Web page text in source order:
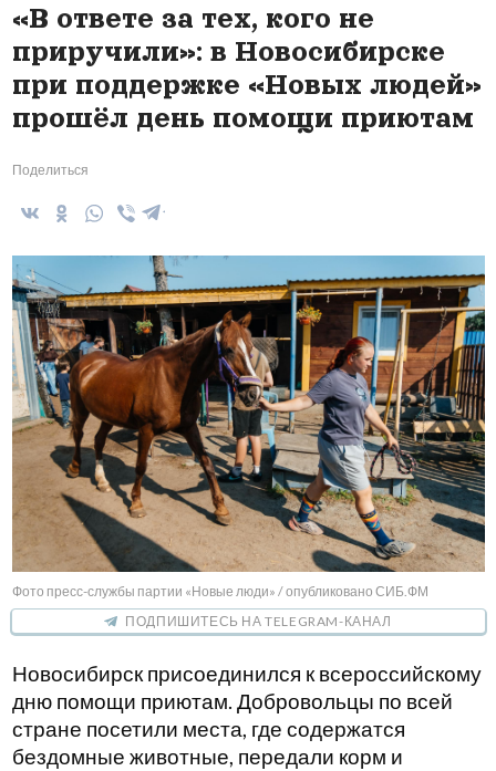
«В ответе за тех, кого не
приручили»: в Новосибирске
при поддержке «Новых людей»
прошёл день помощи приютам
Поделиться
Фото пресс-службы партии «Новые люди» / опубликовано СИБ.ФМ
ПОДПИШИТЕСЬ НА TELEGRAM-КАНАЛ
Новосибирск присоединился к всероссийскому
дню помощи приютам. Добровольцы по всей
стране посетили места, где содержатся
бездомные животные, передали корм и